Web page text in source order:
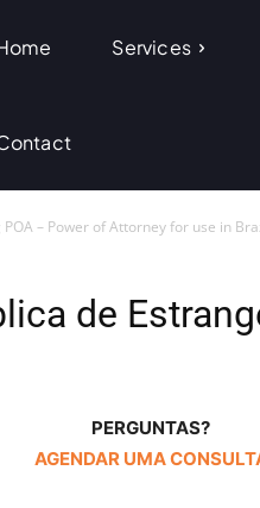
Services
– Power of Attorney for use in
de
PERGUNTAS?
AGENDAR UMA